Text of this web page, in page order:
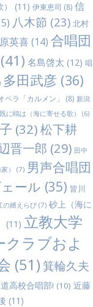
(11) 伊東恵司 (8) 信
八木節 (23) 北村
英喜(14) 合唱団
(41) 名島啓太 (12) 唱
多田武彦 (36)
ペラ「カルメン」 (8) 新潟
既に鴎は（海に寄せる歌） (6)
(32)松下耕
晋一郎 (29) 田中
） (7) 男声合唱団
ール (35) 皆川
の婿えらび(7) 砂上（海に
(11) 立教大学
クラブおよ
(51) 箕輪久夫
高校合唱部! (10) 近藤
(11)